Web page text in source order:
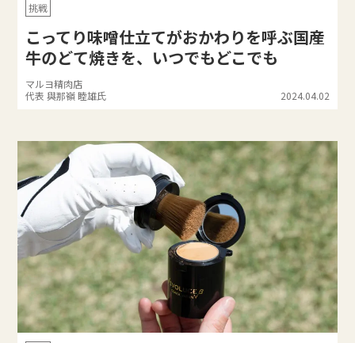
挑戦
こってり味噌仕立てがおかわりを呼ぶ国産
牛のどて焼きを、いつでもどこでも
マルヨ精肉店
代表 與那嶺 睦雄氏
2024.04.02